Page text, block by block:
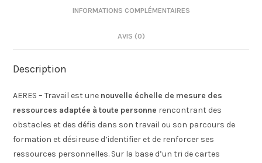
INFORMATIONS COMPLÉMENTAIRES
AVIS (0)
Description
AERES – Travail est une nouvelle échelle de mesure des
ressources adaptée à toute personne rencontrant des
obstacles et des défis dans son travail ou son parcours de
formation et désireuse d’identifier et de renforcer ses
ressources personnelles. Sur la base d’un tri de cartes